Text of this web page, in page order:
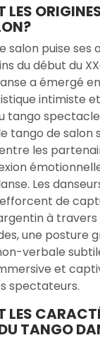
LES
salon puise ses
du début du
a émergé
intimiste
tango
tango de salon
les
Les
de
à travers
une posture
verbale
et
spectateurs.
LES
TANGO